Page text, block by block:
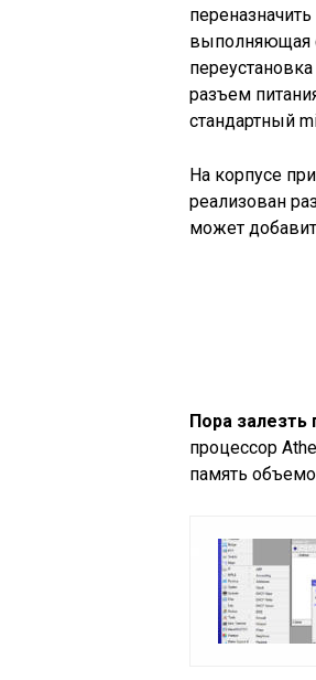
выполняющая
разъем
стандартный
На корпусе
реализован
может
Пора залезть
процессор
память